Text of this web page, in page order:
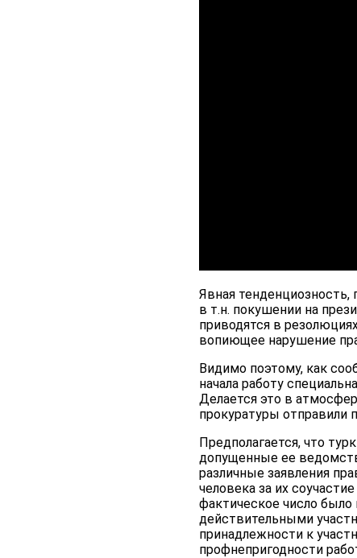
Явная
в т.н. покушении на
приводятся в
вопиющее нарушение
Видимо поэтому, как
начала работу
Делается это в
прокуратуры отправили
Предполагается, что
допущенные ее
различные заявления
человека за их
фактическое число
действительными
принадлежности к
профнепригодности